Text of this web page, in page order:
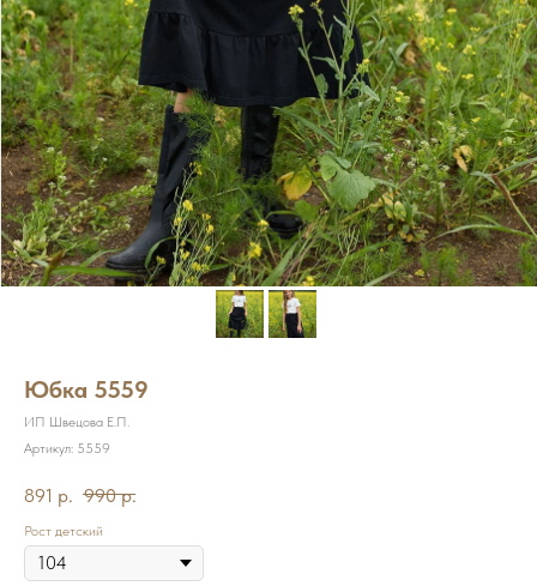
Юбка 5559
ИП Швецова Е.П.
Артикул: 5559
891 р. 990 р.
Рост детский